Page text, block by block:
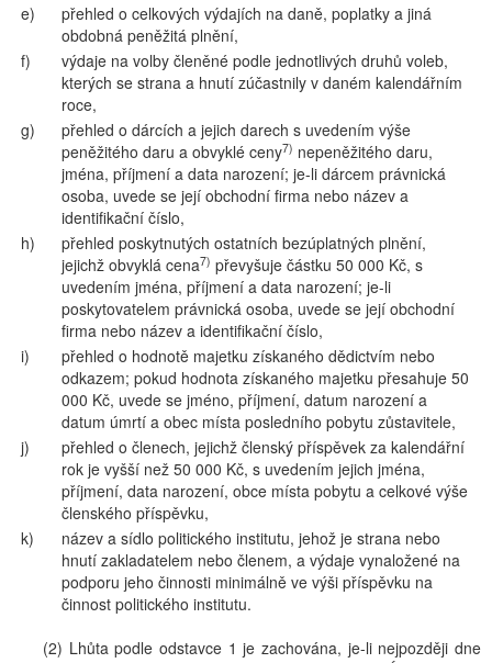
e)
přehled o celkových výdajích na daně, poplatky a jiná
obdobná peněžitá plnění,
f)
výdaje na volby členěné podle jednotlivých druhů voleb,
kterých se strana a hnutí zúčastnily v daném kalendářním
roce,
g)
přehled o dárcích a jejich darech s uvedením výše
peněžitého daru a obvyklé ceny7) nepeněžitého daru,
jména, příjmení a data narození; je-li dárcem právnická
osoba, uvede se její obchodní firma nebo název a
identifikační číslo,
h)
přehled poskytnutých ostatních bezúplatných plnění,
jejichž obvyklá cena7) převyšuje částku 50 000 Kč, s
uvedením jména, příjmení a data narození; je-li
poskytovatelem právnická osoba, uvede se její obchodní
firma nebo název a identifikační číslo,
i)
přehled o hodnotě majetku získaného dědictvím nebo
odkazem; pokud hodnota získaného majetku přesahuje 50
000 Kč, uvede se jméno, příjmení, datum narození a
datum úmrtí a obec místa posledního pobytu zůstavitele,
j)
přehled o členech, jejichž členský příspěvek za kalendářní
rok je vyšší než 50 000 Kč, s uvedením jejich jména,
příjmení, data narození, obce místa pobytu a celkové výše
členského příspěvku,
k)
název a sídlo politického institutu, jehož je strana nebo
hnutí zakladatelem nebo členem, a výdaje vynaložené na
podporu jeho činnosti minimálně ve výši příspěvku na
činnost politického institutu.
(2) Lhůta podle odstavce 1 je zachována, je-li nejpozději dne